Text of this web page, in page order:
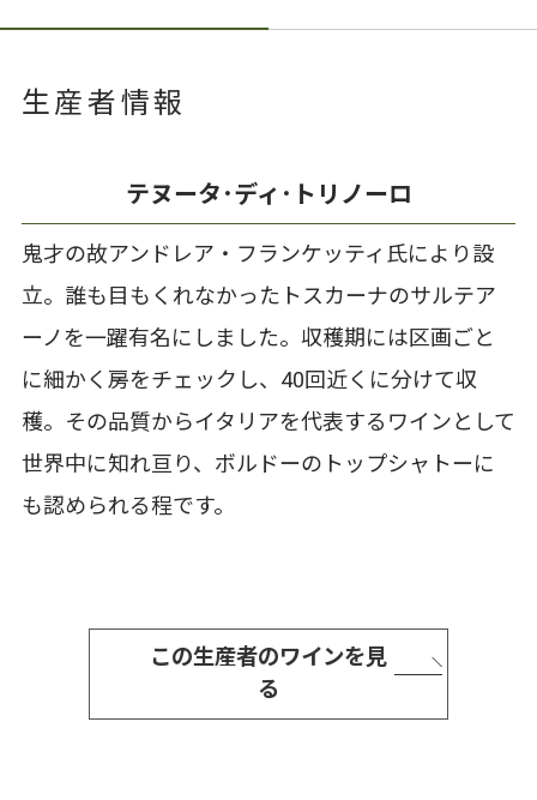
生産者情報
テヌータ･ディ･トリノーロ
鬼才の故アンドレア・フランケッティ氏により設
立。誰も目もくれなかったトスカーナのサルテア
ーノを一躍有名にしました。収穫期には区画ごと
に細かく房をチェックし、40回近くに分けて収
穫。その品質からイタリアを代表するワインとして
世界中に知れ亘り、ボルドーのトップシャトーに
も認められる程です。
この生産者のワインを見
る